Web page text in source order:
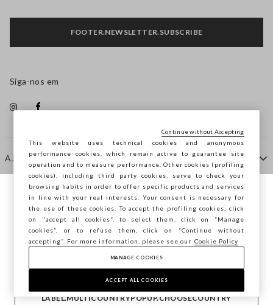
AJUDA
EMPRESA
CONTACTE-NOS
FOOTER.NEWSLETTER.SUBSCRIBE
Siga-nos em
Copyright © Ovs S.p.A. -
Está a navegar na STEFANEL Portugal,
deseja guardar a sua localização?
CONFIRMAR
LABEL.MULTICOUNTRYPOPUP.CHOOSECOUNTRY
footer.item.country Portugal
This website uses technical cookies and anonymous
performance cookies, which remain active to guarantee site
operation and to measure performance. Other cookies (profiling
cookies), including third party cookies, serve to check your
browsing habits in order to offer specific products and services
in line with your real interests. Your consent is necessary for
the use of these cookies. To accept the profiling cookies, click
on "accept all cookies”, to select them, click on “Manage
cookies”, or to refuse them, click on “Continue without
accepting”. For more information, please see our Cookie Policy
MANAGE COOKIES
ACCEPT ALL COOKIES
Continue without Accepting